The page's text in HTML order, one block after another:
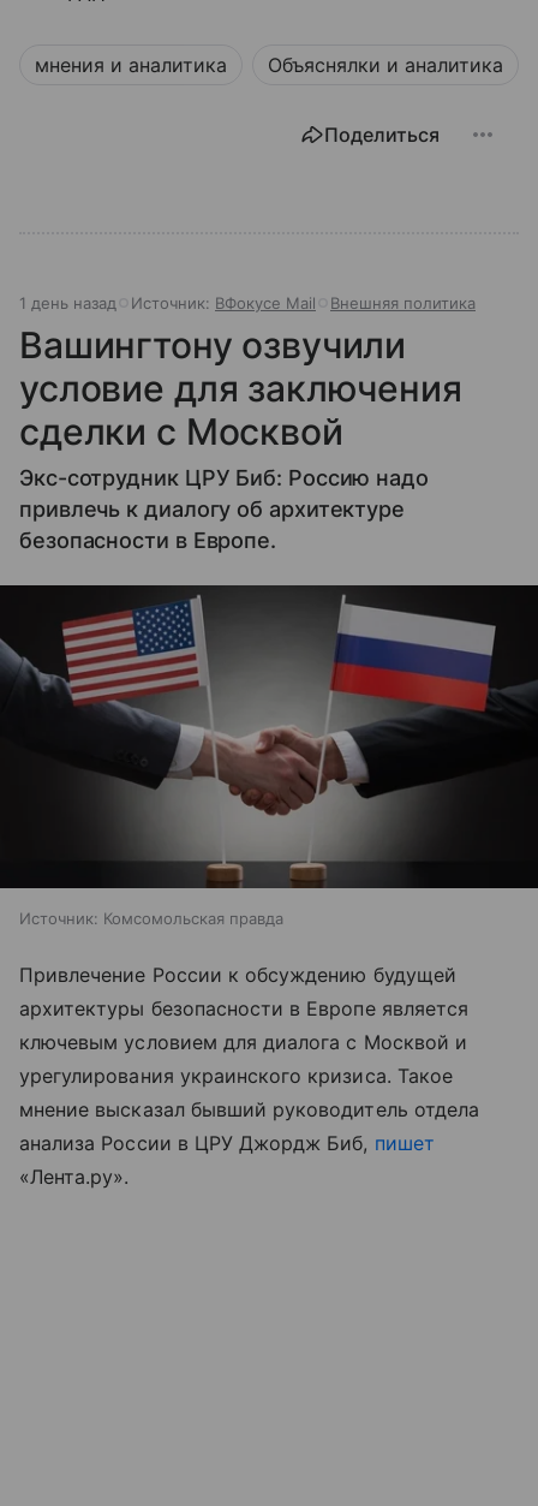
мнения и аналитика Объяснялки и аналитика
Поделиться
1 день назад Источник: ВФокусе Mail Внешняя политика
Вашингтону озвучили
условие для заключения
сделки с Москвой
Экс-сотрудник ЦРУ Биб: Россию надо
привлечь к диалогу об архитектуре
безопасности в Европе.
Источник: Комсомольская правда
Привлечение России к обсуждению будущей
архитектуры безопасности в Европе является
ключевым условием для диалога с Москвой и
урегулирования украинского кризиса. Такое
мнение высказал бывший руководитель отдела
анализа России в ЦРУ Джордж Биб, пишет
«Лента.ру».